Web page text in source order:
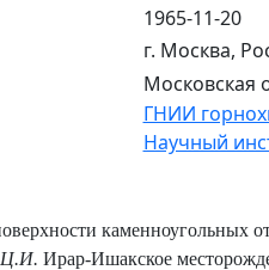
1965-11-20
г. Москва,
Московская
ГНИИ
Научный
каменноугольных
Ц.И. Ирар-Ишакское